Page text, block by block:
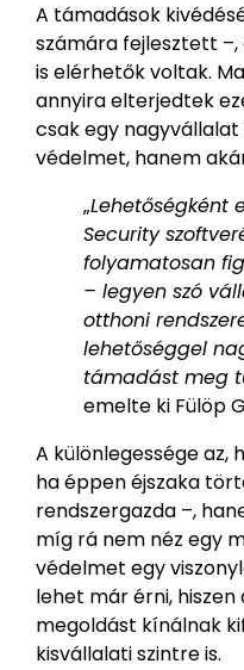
A támadások
számára fejlesztett
is elérhetők voltak.
annyira elterjedtek
csak egy
védelmet, hanem
„Lehetőségként
Security
folyamatosan
– legyen szó
otthoni
lehetőséggel
támadást meg
emelte ki Fülöp
A különlegessége az,
ha éppen éjszaka
rendszergazda –,
míg rá nem néz egy
védelmet egy
lehet már érni,
megoldást kínálnak
kisvállalati szintre is.